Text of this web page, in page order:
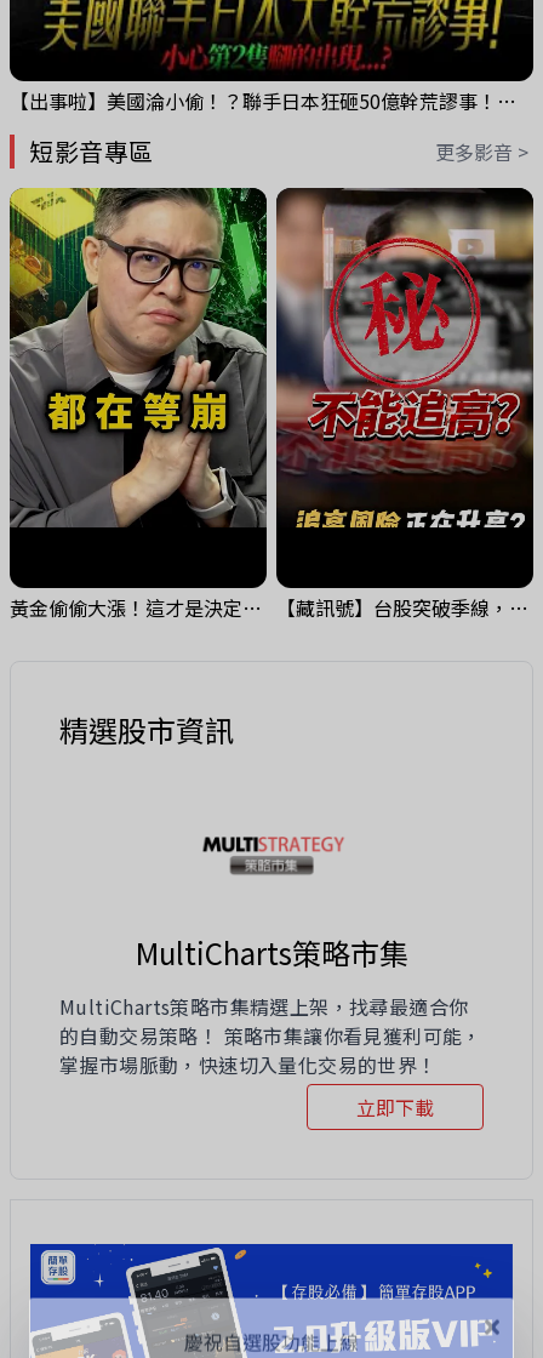
【出事啦】美國淪小偷！？聯手日本狂砸50億幹荒謬事！美元急殺黃金噴發，外資準備血洗台股！？｜ Mr.永年 李｜ 盤後講股 Mr.永年 李 2026 / 08 / 06
短影音專區 更多影音 >
黃金偷偷大漲！這才是決定台股生死的「真風向球」！｜Mr.Jimmy高志銘 #黃金 #美元指數 #聯準會 【藏訊號】台股突破季線，週一我提醒了這個關鍵訊號
精選股市資訊
MultiCharts策略市集
MultiCharts策略市集精選上架，找尋最適合你
的自動交易策略！ 策略市集讓你看見獲利可能，
掌握市場脈動，快速切入量化交易的世界！
立即下載